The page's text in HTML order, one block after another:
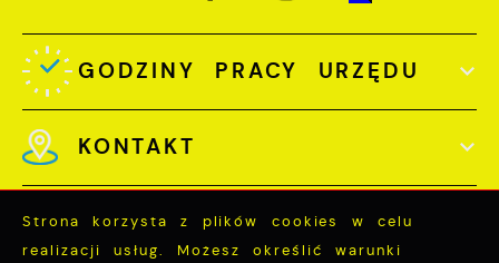
GODZINY PRACY URZĘDU
KONTAKT
Strona korzysta z plików cookies w celu
realizacji usług. Możesz określić warunki